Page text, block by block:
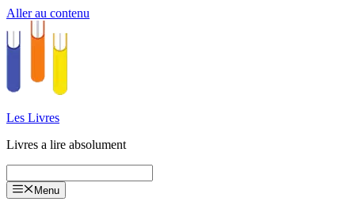
Aller au contenu
Les Livres
Livres a lire absolument
Menu